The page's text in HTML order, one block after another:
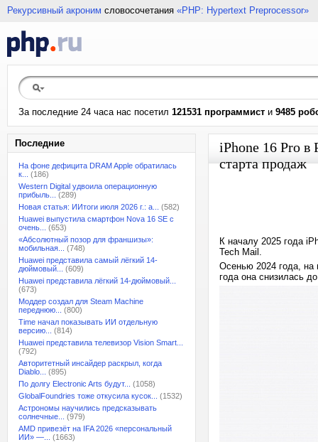
Рекурсивный акроним словосочетания «PHP: Hypertext Preprocessor»
За последние 24 часа нас посетил 121531 программист и 9485
Последние
На фоне дефицита DRAM Apple обратилась
к...
(186)
Western Digital удвоила операционную
прибыль...
(289)
Новая статья: ИИтоги июля 2026 г.: а...
(582)
Huawei выпустила смартфон Nova 16 SE с
очень...
(653)
«Абсолютный позор для франшизы»:
мобильная...
(748)
Huawei представила самый лёгкий 14-
дюймовый...
(609)
Huawei представила лёгкий 14-дюймовый...
(673)
Моддер создал для Steam Machine
переднюю...
(800)
Time начал показывать ИИ отдельную
версию...
(814)
Huawei представила телевизор Vision Smart...
(792)
Авторитетный инсайдер раскрыл, когда
Diablo...
(895)
По долгу Electronic Arts будут...
(1058)
GlobalFoundries тоже откусила кусок...
(1532)
Астрономы научились предсказывать
солнечные...
(979)
AMD привезёт на IFA 2026 «персональный
ИИ» —...
(1663)
iPhone 16 Pro в
старта продаж
К началу 2025 года
Tech Mail.
Осенью 2024 года, на
года она снизилась